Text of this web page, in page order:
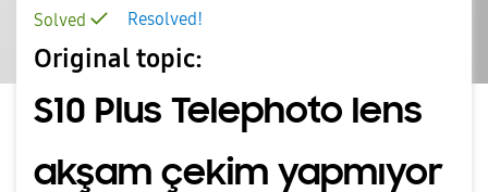
Resolved!
Solved
Original topic:
S10 Plus Telephoto lens
akşam çekim yapmıyor